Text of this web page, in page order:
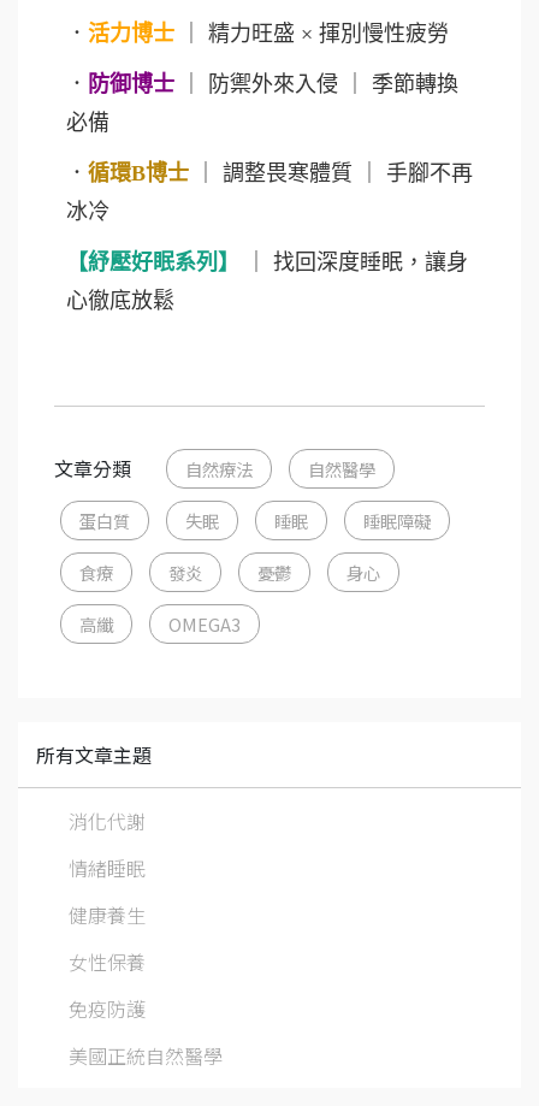
． 活力博士 ｜ 精力旺盛 × 揮別慢性疲勞
． 防御博士 ｜ 防禦外來入侵 ｜ 季節轉換
必備
． 循環B博士 ｜ 調整畏寒體質 ｜ 手腳不再
冰冷
【紓壓好眠系列】
｜ 找回深度睡眠，讓身
心徹底放鬆
文章分類 自然療法 自然醫學
蛋白質 失眠 睡眠 睡眠障礙
食療 發炎 憂鬱 身心
高纖 OMEGA3
所有文章主題
消化代謝
情緒睡眠
健康養生
女性保養
免疫防護
美國正統自然醫學